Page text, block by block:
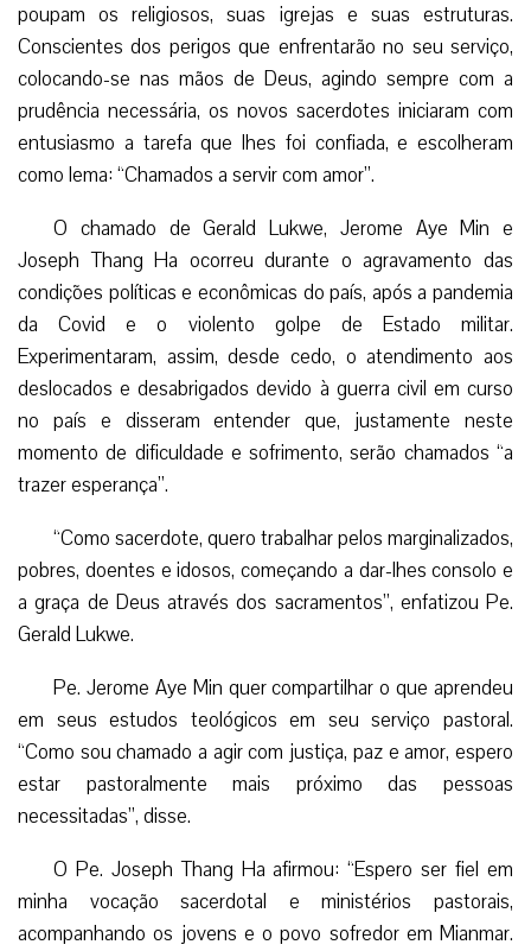
poupam os religiosos, suas igrejas e suas estruturas.
Conscientes dos perigos que enfrentarão no seu serviço,
colocando-se nas mãos de Deus, agindo sempre com a
prudência necessária, os novos sacerdotes iniciaram com
entusiasmo a tarefa que lhes foi confiada, e escolheram
como lema: “Chamados a servir com amor”.
O chamado de Gerald Lukwe, Jerome Aye Min e
Joseph Thang Ha ocorreu durante o agravamento das
condições políticas e econômicas do país, após a pandemia
da Covid e o violento golpe de Estado militar.
Experimentaram, assim, desde cedo, o atendimento aos
deslocados e desabrigados devido à guerra civil em curso
no país e disseram entender que, justamente neste
momento de dificuldade e sofrimento, serão chamados “a
trazer esperança”.
“Como sacerdote, quero trabalhar pelos marginalizados,
pobres, doentes e idosos, começando a dar-lhes consolo e
a graça de Deus através dos sacramentos”, enfatizou Pe.
Gerald Lukwe.
Pe. Jerome Aye Min quer compartilhar o que aprendeu
em seus estudos teológicos em seu serviço pastoral.
“Como sou chamado a agir com justiça, paz e amor, espero
estar pastoralmente mais próximo das pessoas
necessitadas”, disse.
O Pe. Joseph Thang Ha afirmou: “Espero ser fiel em
minha vocação sacerdotal e ministérios pastorais,
acompanhando os jovens e o povo sofredor em Mianmar.